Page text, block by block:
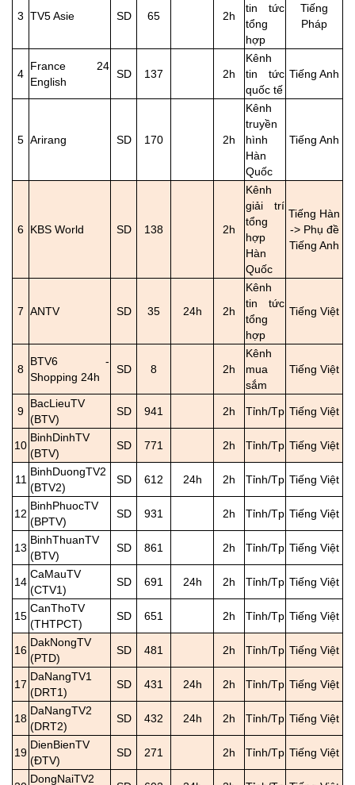
3 TV5 Asie SD 65 2h
tin tức
tổng
hợp
Tiếng
Pháp
4
France 24
English
SD 137 2h
Kênh
tin tức
quốc tế
Tiếng Anh
5 Arirang SD 170 2h
Kênh
truyền
hình
Hàn
Quốc
Tiếng Anh
6 KBS World SD 138 2h
Kênh
giải trí
tổng
hợp
Hàn
Quốc
Tiếng Hàn
-> Phụ đề
Tiếng Anh
7 ANTV SD 35 24h 2h
Kênh
tin tức
tổng
hợp
Tiếng Việt
8
BTV6 -
Shopping 24h
SD 8 2h
Kênh
mua
sắm
Tiếng Việt
9
BacLieuTV
(BTV)
SD 941 2h Tỉnh/Tp Tiếng Việt
10
BinhDinhTV
(BTV)
SD 771 2h Tỉnh/Tp Tiếng Việt
11
BinhDuongTV2
(BTV2)
SD 612 24h 2h Tỉnh/Tp Tiếng Việt
12
BinhPhuocTV
(BPTV)
SD 931 2h Tỉnh/Tp Tiếng Việt
13
BinhThuanTV
(BTV)
SD 861 2h Tỉnh/Tp Tiếng Việt
14
CaMauTV
(CTV1)
SD 691 24h 2h Tỉnh/Tp Tiếng Việt
15
CanThoTV
(THTPCT)
SD 651 2h Tỉnh/Tp Tiếng Việt
16
DakNongTV
(PTD)
SD 481 2h Tỉnh/Tp Tiếng Việt
17
DaNangTV1
(DRT1)
SD 431 24h 2h Tỉnh/Tp Tiếng Việt
18
DaNangTV2
(DRT2)
SD 432 24h 2h Tỉnh/Tp Tiếng Việt
19
DienBienTV
(ĐTV)
SD 271 2h Tỉnh/Tp Tiếng Việt
DongNaiTV2